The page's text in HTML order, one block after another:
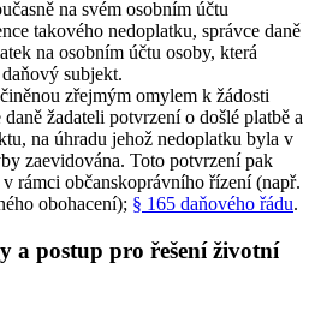
na svém osobním účtu
takového nedoplatku, správce daně
na osobním účtu osoby, která
subjekt.
zřejmým omylem k žádosti
žadateli potvrzení o došlé platbě a
na úhradu jehož nedoplatku byla v
zaevidována. Toto potvrzení pak
rámci občanskoprávního řízení (např.
obohacení); § 165 daňového řádu.
a postup pro řešení životní